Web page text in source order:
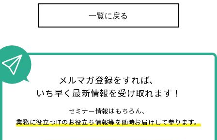
一覧に戻る
メルマガ登録をすれば、
いち早く最新情報を受け取れます！
セミナー情報はもちろん、
業務に役立つITのお役立ち情報等を随時お届けして参ります。